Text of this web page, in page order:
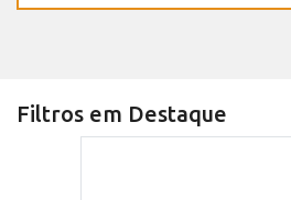
Filtros em Destaque